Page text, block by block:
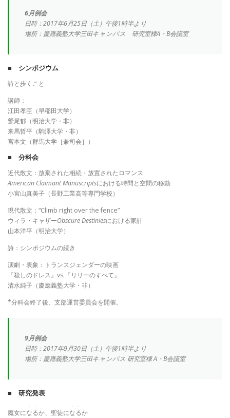
6月例会
日時：2017年6月25日（土）午後1時半より
場所：慶應義塾大学三田キャンパス 研究室棟A・B会議室
■ シンポジウム
詩と歩くこと
講師：
江田孝臣（早稲田大学）
鷲尾郁（明治大学・非）
来馬哲平（駒澤大学・非）
宮本文（群馬大学［兼司会］）
■ 分科会
近代散文：放棄された相続・放置されたロマンス
American Claimant Manuscriptsにおける時間と空間の移動
小宮山真美子（長野工業高等専門学校）
現代散文：“Climb right over the fence”
ウィラ・キャザーObscure Destiniesにおける家計
山本洋平（明治大学）
詩：シンポジウムの続き
演劇・表象：トランスジェンダーの映画
『殺しのドレス』vs.『リリーのすべて』
清水純子（慶應義塾大学・非）
*分科会終了後、支部運営委員会を開催。
9月例会
日時：2017年9月30日（土）午後1時半より
場所：慶應義塾大学三田キャンパス 研究室棟 A・B会議室
■ 研究発表
魔女になる
・・
か、聖徒になる
・・
か